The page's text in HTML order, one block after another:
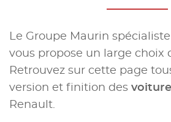
Le Groupe Maurin
vous propose un large choix
Retrouvez sur cette page
version et finition des
Renault.